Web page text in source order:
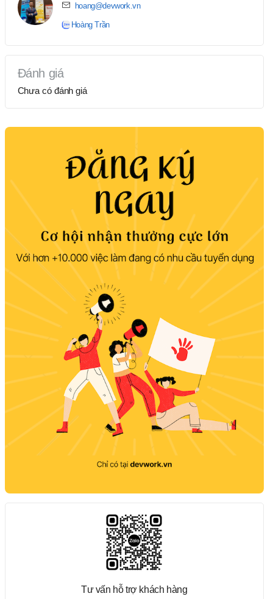
hoang@devwork.vn
Hoàng Trần
Đánh giá
Chưa có đánh giá
Tư vấn hỗ trợ khách hàng